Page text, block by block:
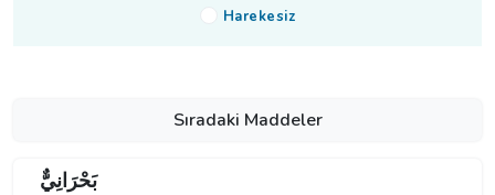
Harekesiz
Sıradaki Maddeler
بَحْرَانِيٌّ